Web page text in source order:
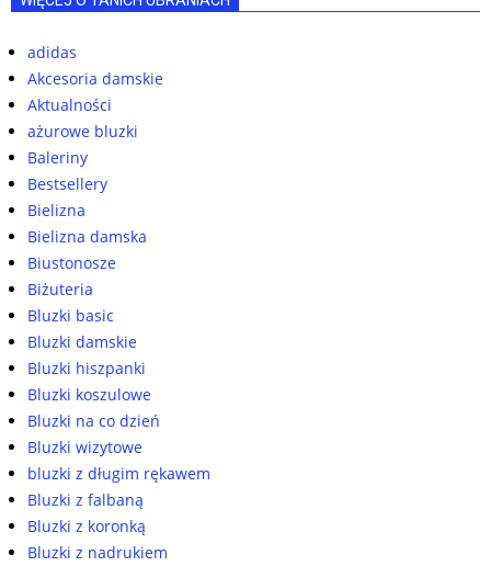
adidas
Akcesoria damskie
Aktualności
ażurowe bluzki
Baleriny
Bestsellery
Bielizna
Bielizna damska
Biustonosze
Biżuteria
Bluzki basic
Bluzki damskie
Bluzki hiszpanki
Bluzki koszulowe
Bluzki na co dzień
Bluzki wizytowe
bluzki z długim rękawem
Bluzki z falbaną
Bluzki z koronką
Bluzki z nadrukiem